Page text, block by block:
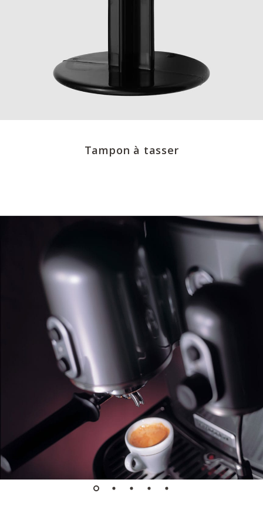
Tampon à tasser